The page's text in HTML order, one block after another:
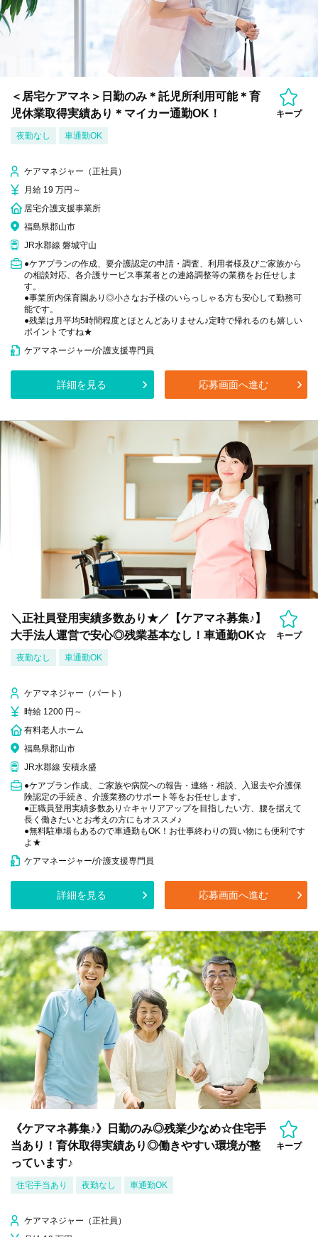
＜居宅ケアマネ＞日勤のみ＊託児所利用可能＊育
児休業取得実績あり＊マイカー通勤OK！
キープ
夜勤なし 車通勤OK
ケアマネジャー（正社員）
月給 19 万円～
居宅介護支援事業所
福島県郡山市
JR水郡線 磐城守山
●ケアプランの作成、要介護認定の申請・調査、利用者様及びご家族から
の相談対応、各介護サービス事業者との連絡調整等の業務をお任せしま
す。
●事業所内保育園あり◎小さなお子様のいらっしゃる方も安心して勤務可
能です。
●残業は月平均5時間程度とほとんどありません♪定時で帰れるのも嬉しい
ポイントですね★
ケアマネージャー/介護支援専門員
詳細を見る 応募画面へ進む
＼正社員登用実績多数あり★／【ケアマネ募集♪】
大手法人運営で安心◎残業基本なし！車通勤OK☆
キープ
夜勤なし 車通勤OK
ケアマネジャー（パート）
時給 1200 円～
有料老人ホーム
福島県郡山市
JR水郡線 安積永盛
●ケアプラン作成、ご家族や病院への報告・連絡・相談、入退去や介護保
険認定の手続き、介護業務のサポート等をお任せします。
●正職員登用実績多数あり☆キャリアアップを目指したい方、腰を据えて
長く働きたいとお考えの方にもオススメ♪
●無料駐車場もあるので車通勤もOK！お仕事終わりの買い物にも便利です
よ★
ケアマネージャー/介護支援専門員
詳細を見る 応募画面へ進む
《ケアマネ募集♪》日勤のみ◎残業少なめ☆住宅手
当あり！育休取得実績あり◎働きやすい環境が整
っています♪
キープ
住宅手当あり 夜勤なし 車通勤OK
ケアマネジャー（正社員）